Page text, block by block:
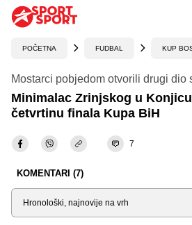
POČETNA FUDBAL KUP
Mostarci pobjedom otvorili drugi dio
Minimalac Zrinjskog u
četvrtinu finala Kupa BiH
7
KOMENTARI (7)
Sortiraj